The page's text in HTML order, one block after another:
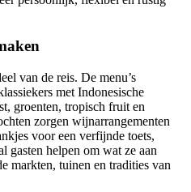
van de reis. De menu’s
met Indonesische
groenten, tropisch fruit en
zorgen wijnarrangementen
voor een verfijnde toets,
gasten helpen om wat ze aan
markten, tuinen en tradities van